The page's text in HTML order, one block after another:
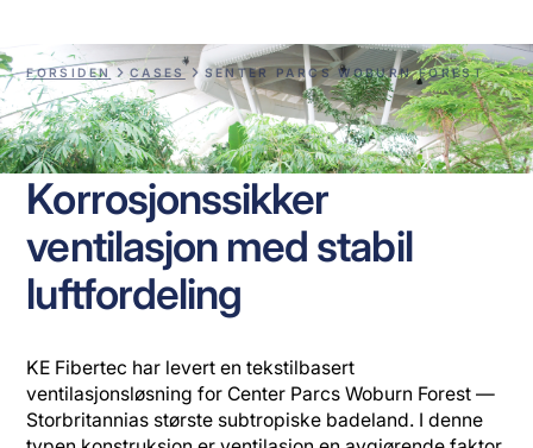
FORSIDEN CASES SENTER PARCS WOBURN FOREST
Korrosjonssikker
ventilasjon med stabil
luftfordeling
KE Fibertec har levert en tekstilbasert
ventilasjonsløsning for Center Parcs Woburn Forest —
Storbritannias største subtropiske badeland. I denne